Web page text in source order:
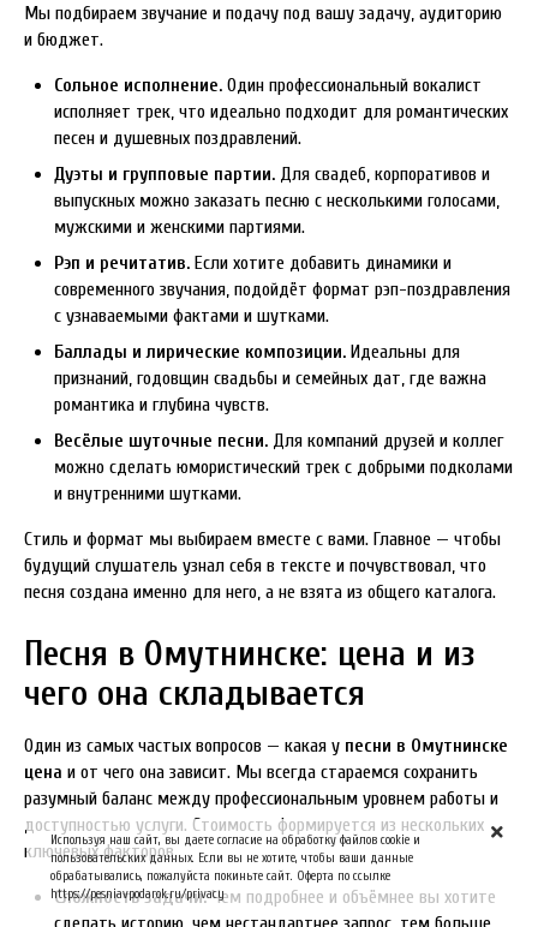
Мы подбираем звучание и подачу под вашу задачу, аудиторию
и бюджет.
Сольное исполнение. Один профессиональный вокалист
исполняет трек, что идеально подходит для романтических
песен и душевных поздравлений.
Дуэты и групповые партии. Для свадеб, корпоративов и
выпускных можно заказать песню с несколькими голосами,
мужскими и женскими партиями.
Рэп и речитатив. Если хотите добавить динамики и
современного звучания, подойдёт формат рэп-поздравления
с узнаваемыми фактами и шутками.
Баллады и лирические композиции. Идеальны для
признаний, годовщин свадьбы и семейных дат, где важна
романтика и глубина чувств.
Весёлые шуточные песни. Для компаний друзей и коллег
можно сделать юмористический трек с добрыми подколами
и внутренними шутками.
Стиль и формат мы выбираем вместе с вами. Главное — чтобы
будущий слушатель узнал себя в тексте и почувствовал, что
песня создана именно для него, а не взята из общего каталога.
Песня в Омутнинске: цена и из
чего она складывается
Один из самых частых вопросов — какая у песни в Омутнинске
цена и от чего она зависит. Мы всегда стараемся сохранить
разумный баланс между профессиональным уровнем работы и
доступностью услуги. Стоимость формируется из нескольких
ключевых факторов.
Сложность задачи.Чем подробнее и объёмнее вы хотите
Используя наш сайт, вы даете согласие на обработку файлов cookie и
пользовательских данных. Если вы не хотите, чтобы ваши данные
обрабатывались, пожалуйста покиньте сайт. Оферта по ссылке
https://pesniavpodarok.ru/privacy